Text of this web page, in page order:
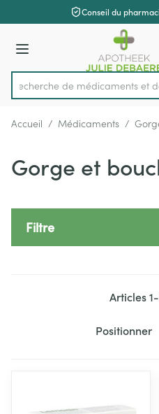
Aller au contenu
1 de 1Conseil du
Menu
Rechercher
Recherche de médicaments et
Accueil / Médicaments /
Gorge et
Filtre
Articles1-
Trier par: